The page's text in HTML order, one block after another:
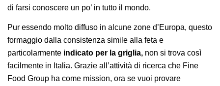
di farsi conoscere un po’ in tutto il mondo.
Pur essendo molto diffuso in alcune zone d’Europa, questo
formaggio dalla consistenza simile alla feta e
particolarmente indicato per la griglia, non si trova così
facilmente in Italia. Grazie all’attività di ricerca che Fine
Food Group ha come mission, ora se vuoi provare